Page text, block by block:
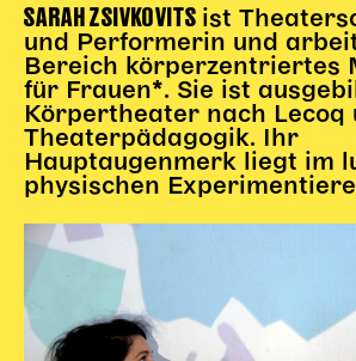
Vorstellungen
Festivals
Wild & Schön Festival
Gastspiele
Extras
Archiv
MITSPIELEN
SARAH ZSIVKOVITS ist
und Performerin und
Bereich körperzentriertes
für Frauen*. Sie ist
Körpertheater nach Lecoq
Theaterpädagogik. Ihr
Hauptaugenmerk liegt im
physischen